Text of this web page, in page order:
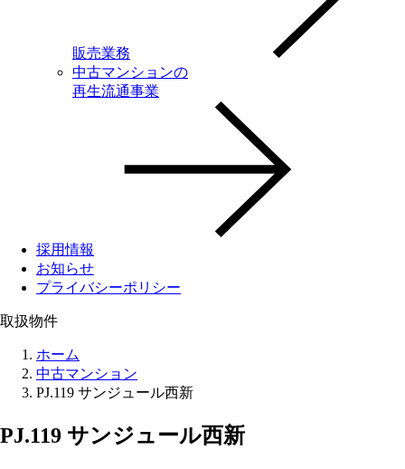
販売業務
中古マンションの
再生流通事業
採用情報
お知らせ
プライバシーポリシー
取扱物件
ホーム
中古マンション
PJ.119 サンジュール西新
PJ.119 サンジュール西新